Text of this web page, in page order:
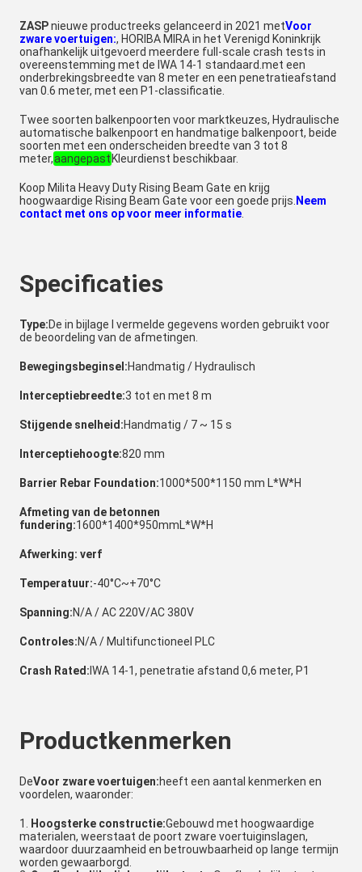
ZASPnieuwe productreeks gelanceerd in 2021 metVoor
zware voertuigen:, HORIBA MIRA in het Verenigd Koninkrijk
onafhankelijk uitgevoerd meerdere full-scale crash tests in
overeenstemming met de IWA 14-1 standaard.met een
onderbrekingsbreedte van 8 meter en een penetratieafstand
van 0.6 meter, met een P1-classificatie.
Twee soorten balkenpoorten voor marktkeuzes, Hydraulische
automatische balkenpoort en handmatige balkenpoort, beide
soorten met een onderscheiden breedte van 3 tot 8
meter,aangepast Kleurdienst beschikbaar.
Koop Milita Heavy Duty Rising Beam Gate en krijg
hoogwaardige Rising Beam Gate voor een goede prijs. Neem
contact met ons op voor meer informatie
Specificaties
Type:De in bijlage I vermelde gegevens worden gebruikt voor
de beoordeling van de afmetingen.
Bewegingsbeginsel:Handmatig / Hydraulisch
Interceptiebreedte:3 tot en met 8 m
Stijgende snelheid:Handmatig / 7 ~ 15 s
Interceptiehoogte:820 mm
Barrier Rebar Foundation:1000*500*1150 mm L*W*H
Afmeting van de betonnen
fundering:1600*1400*950mmL*W*H
Afwerking: verf
Temperatuur:-40°C~+70°C
Spanning:N/A / AC 220V/AC 380V
Controles:N/A / Multifunctioneel PLC
Crash Rated: IWA 14-1, penetratie afstand 0,6 meter, P1
Productkenmerken
DeVoor zware voertuigen:heeft een aantal kenmerken en
voordelen, waaronder:
Hoogsterke constructie:Gebouwd met hoogwaardige
materialen, weerstaat de poort zware voertuiginslagen,
waardoor duurzaamheid en betrouwbaarheid op lange termijn
worden gewaarborgd.